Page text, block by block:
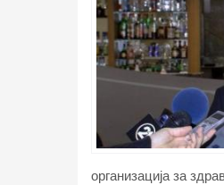
организација за